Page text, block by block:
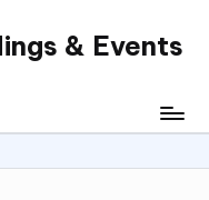
& Events